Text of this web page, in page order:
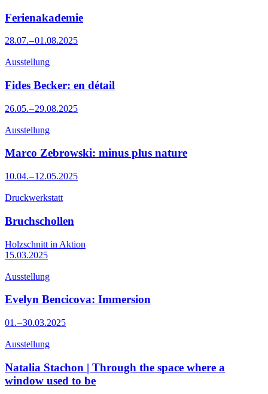
Ferienakademie
28.07. – 01.08.2025
Ausstellung
Fides Becker: en détail
26.05. – 29.08.2025
Ausstellung
Marco Zebrowski: minus plus nature
10.04. – 12.05.2025
Druckwerkstatt
Bruchschollen
Holzschnitt in Aktion
15.03.2025
Ausstellung
Evelyn Bencicova: Immersion
01. – 30.03.2025
Ausstellung
Natalia Stachon | Through the space where a
window used to be